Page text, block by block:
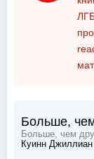
Больше,
Больше, чем
Куинн Джиллиан